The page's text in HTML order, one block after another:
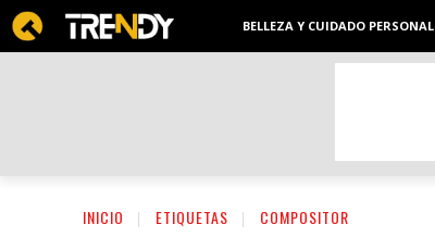
BELLEZA Y CUIDADO PERSONAL
INICIO ETIQUETAS COMPOSITOR